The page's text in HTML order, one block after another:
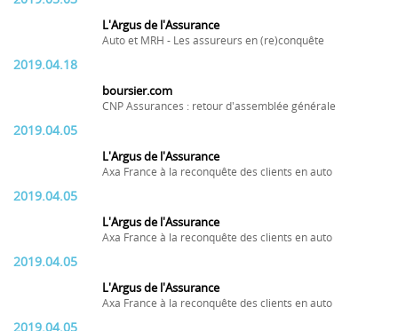
L'Argus de l'Assurance
Auto et MRH - Les assureurs en (re)conquête
2019.04.18
boursier.com
CNP Assurances : retour d'assemblée générale
2019.04.05
L'Argus de l'Assurance
Axa France à la reconquête des clients en auto
2019.04.05
L'Argus de l'Assurance
Axa France à la reconquête des clients en auto
2019.04.05
L'Argus de l'Assurance
Axa France à la reconquête des clients en auto
2019.04.05